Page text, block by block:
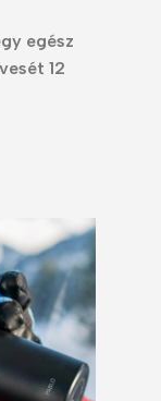
egész
12